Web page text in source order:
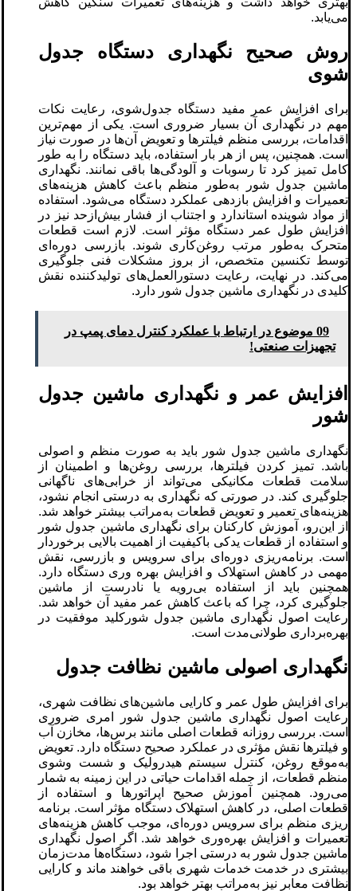
می‌یابد.
روش صحیح نگهداری دستگاه جدول‌
شوی
برای افزایش عمر مفید دستگاه جدول‌شوی، رعایت نکات
مهم در نگهداری آن بسیار ضروری است. یکی از مهم‌ترین
اقدامات، بررسی منظم فیلترها و تعویض آن‌ها در صورت نیاز
است. همچنین، پس از هر بار استفاده، باید دستگاه را به طور
کامل تمیز کرد تا رسوبات و آلودگی‌ها باقی نمانند. نگهداری
ماشین جدول شور به‌طور منظم باعث کاهش هزینه‌های
تعمیرات و افزایش بازدهی عملکرد دستگاه می‌شود. استفاده
از مواد شوینده استاندارد و اجتناب از فشار بیش‌ازحد نیز در
افزایش طول عمر دستگاه مؤثر است. لازم است قطعات
متحرک به‌طور مرتب روغن‌کاری شوند. بازرسی دوره‌ای
توسط تکنسین متخصص، از بروز مشکلات فنی جلوگیری
می‌کند. در نهایت، رعایت دستورالعمل‌های تولیدکننده نقش
کلیدی در نگهداری ماشین جدول شور دارد.
09 موضوع در ارتباط با عملکرد کنترل دمای پمپ در
تجهیزات صنعتی!
افزایش عمر و نگهداری ماشین جدول
شور
نگهداری ماشین جدول شور باید به‌ صورت منظم و اصولی
باشد. تمیز کردن فیلترها، بررسی روغن‌ها و اطمینان از
سلامت قطعات مکانیکی می‌تواند از خرابی‌های ناگهانی
جلوگیری کند. در صورتی که نگهداری به درستی انجام نشود،
هزینه‌های تعمیر و تعویض قطعات به‌مراتب بیشتر خواهد شد.
از این‌رو، آموزش کارکنان برای نگهداری ماشین جدول شور
و استفاده از قطعات یدکی باکیفیت از اهمیت بالایی برخوردار
است. برنامه‌ریزی دوره‌ای برای سرویس و بازرسی، نقش
مهمی در کاهش استهلاک و افزایش بهره‌ وری دستگاه دارد.
همچنین باید از استفاده بی‌رویه یا نادرست از ماشین
جلوگیری کرد، چرا که باعث کاهش عمر مفید آن خواهد شد.
رعایت اصول نگهداری ماشین جدول شورکلید موفقیت در
بهره‌برداری طولانی‌مدت است.
نگهداری اصولی ماشین نظافت جدول
برای افزایش طول عمر و کارایی ماشین‌های نظافت شهری،
رعایت اصول نگهداری ماشین جدول شور امری ضروری
است. بررسی روزانه قطعات اصلی مانند برس‌ها، مخازن آب
و فیلترها نقش مؤثری در عملکرد صحیح دستگاه دارد. تعویض
به‌موقع روغن، کنترل سیستم هیدرولیک و شست ‌وشوی
منظم قطعات، از جمله اقدامات حیاتی در این زمینه به شمار
می‌رود. همچنین آموزش صحیح اپراتورها و استفاده از
قطعات اصلی، در کاهش استهلاک دستگاه مؤثر است. برنامه‌
ریزی منظم برای سرویس دوره‌ای، موجب کاهش هزینه‌های
تعمیرات و افزایش بهره‌وری خواهد شد. اگر اصول نگهداری
ماشین جدول شور به ‌درستی اجرا شود، دستگاه‌ها مدت‌زمان
بیشتری در خدمت خدمات شهری باقی خواهند ماند و کارایی
نظافت معابر نیز به‌مراتب بهتر خواهد بود.